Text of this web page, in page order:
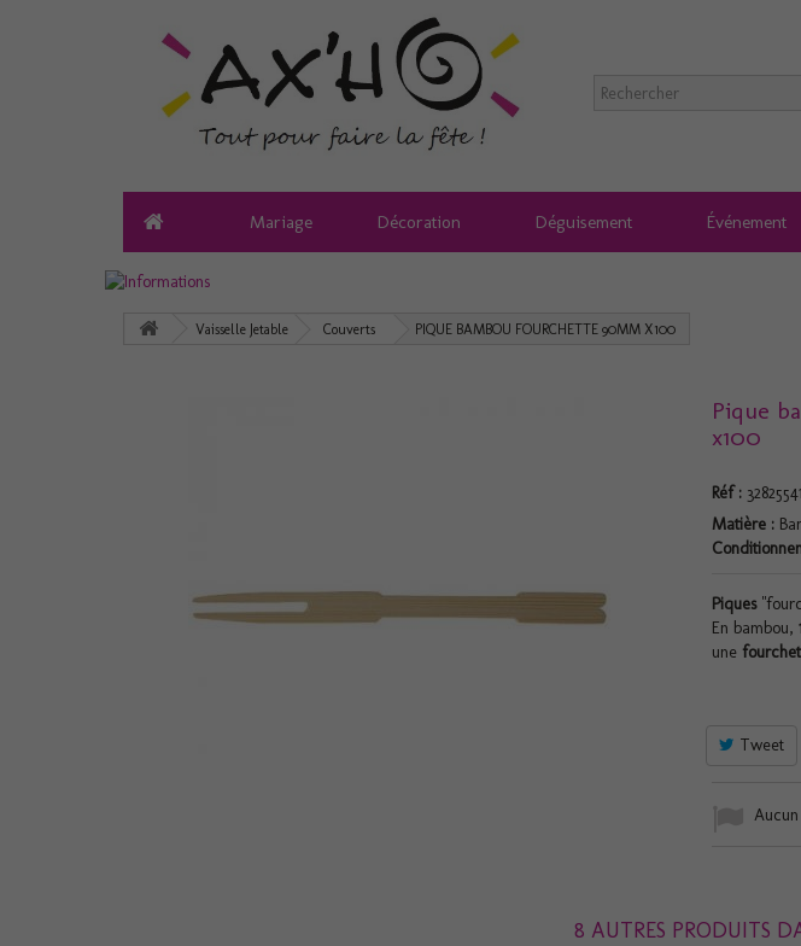
Mariage Décoration Déguisement Événement
Vaisselle Jetable Couverts PIQUE BAMBOU FOURCHETTE 90MM X100
Pique
x100
Réf :
Matière :
Piques
En bambou,
une
Tweet
8 AUTRES PRODUITS